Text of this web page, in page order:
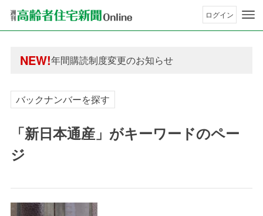
ログイン
NEW!
年間購読制度変更のお知らせ
年間購読制度変更のお知らせ
バックナンバーを探す
「新日本通産」がキーワードのペー
ジ